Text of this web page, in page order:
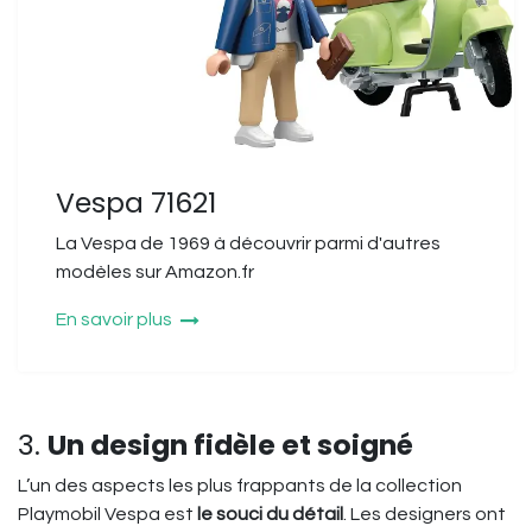
Vespa 71621
La Vespa de 1969 à découvrir parmi d'autres
modèles sur Amazon.fr
En savoir plus
3. Un design fidèle et soigné
L’un des aspects les plus frappants de la collection
Playmobil Vespa est le souci du détail . Les designers ont